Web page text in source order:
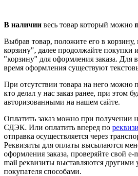
В наличии весь товар который можно
Выбрав товар, положите его в
корзину", далее продолжайте покупки
"корзину" для оформления заказа. Для
время оформления существуют
При отсутствии товара на него можно
кто делал у нас заказ ранее, при этом
авторизованными на нашем сайте.
Оплатить заказ можно при получении
СДЭК. Или оплатить вперед по
отправка осуществляется через
Реквизиты для оплаты высылаются
оформления заказа, проверяйте свой
mail реквизиты выставляются другими
покупателя способами.